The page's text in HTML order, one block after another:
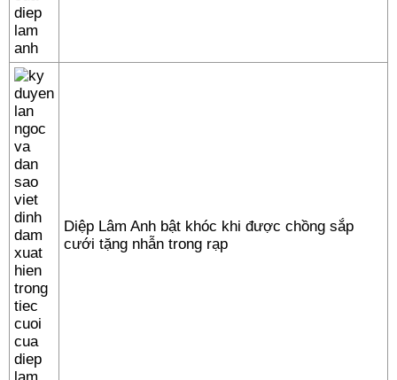
Diệp Lâm Anh bật khóc khi được chồng sắp
cưới tặng nhẫn trong rạp